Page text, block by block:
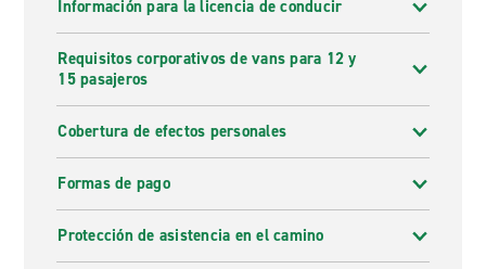
Información para la licencia de conducir
Requisitos corporativos de vans para 12 y
15 pasajeros
Cobertura de efectos personales
Formas de pago
Protección de asistencia en el camino